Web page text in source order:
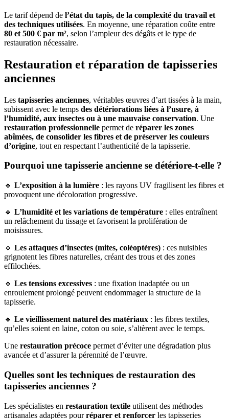
Le tarif dépend de l’état du tapis, de la complexité du travail et
des techniques utilisées. En moyenne, une réparation coûte entre
80 et 500 € par m², selon l’ampleur des dégâts et le type de
restauration nécessaire.
Restauration et réparation de tapisseries
anciennes
Les tapisseries anciennes, véritables œuvres d’art tissées à la main,
subissent avec le temps des détériorations liées à l’usure, à
l’humidité, aux insectes ou à une mauvaise conservation. Une
restauration professionnelle permet de réparer les zones
abîmées, de consolider les fibres et de préserver les couleurs
d’origine, tout en respectant l’authenticité de la tapisserie.
Pourquoi une tapisserie ancienne se détériore-t-elle ?
🔹 L’exposition à la lumière : les rayons UV fragilisent les fibres et
provoquent une décoloration progressive.
🔹 L’humidité et les variations de température : elles entraînent
un relâchement du tissage et favorisent la prolifération de
moisissures.
🔹 Les attaques d’insectes (mites, coléoptères) : ces nuisibles
grignotent les fibres naturelles, créant des trous et des zones
effilochées.
🔹 Les tensions excessives : une fixation inadaptée ou un
enroulement prolongé peuvent endommager la structure de la
tapisserie.
🔹 Le vieillissement naturel des matériaux : les fibres textiles,
qu’elles soient en laine, coton ou soie, s’altèrent avec le temps.
Une restauration précoce permet d’éviter une dégradation plus
avancée et d’assurer la pérennité de l’œuvre.
Quelles sont les techniques de restauration des
tapisseries anciennes ?
Les spécialistes en restauration textile utilisent des méthodes
artisanales adaptées pourréparer et renforcer les tapisseries